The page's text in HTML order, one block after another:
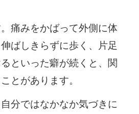
痛みをかばって外側に体
ばしきらずに歩く、片足
といった癖が続くと、関
とがあります。
分ではなかなか気づきに